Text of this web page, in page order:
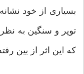
بسیاری از خود
توپر و سنگین به
که این اثر از بین